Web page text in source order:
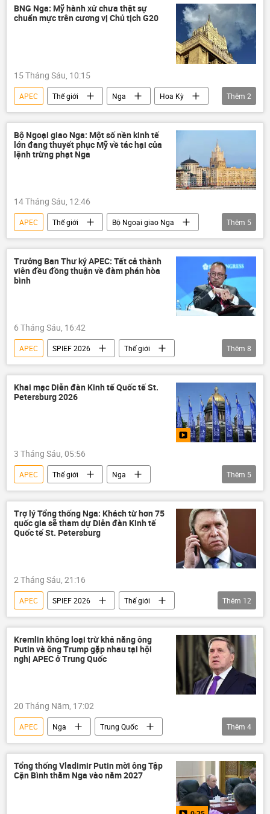
Lê Minh Hưng
Tô Lâm
Kazan
Hội nghị thượng đỉnh Nga-ASEAN 2026
BNG Nga: Mỹ hành xử chưa thật sự
chuẩn mực trên cương vị Chủ tịch G20
15 Tháng Sáu, 10:15
APEC Thế giới Nga
Hoa Kỳ
G20
Bộ Ngoại giao Nga
Thêm 2
Bộ Ngoại giao Nga: Một số nền kinh tế
lớn đang thuyết phục Mỹ về tác hại của
lệnh trừng phạt Nga
14 Tháng Sáu, 12:46
APEC Thế giới
Bộ Ngoại giao Nga
Hoa Kỳ
G20
hợp tác
Kinh tế
phương Tây
Thêm 5
Trưởng Ban Thư ký APEC: Tất cả thành
viên đều đồng thuận về đàm phán hòa
bình
6 Tháng Sáu, 16:42
APEC SPIEF 2026
Thế giới
Kinh tế
Chính trị
quan hệ
hợp tác
Hoa Kỳ
Kinh doanh
Nga
Trung Đông
Thêm 8
Khai mạc Diễn đàn Kinh tế Quốc tế St.
Petersburg 2026
3 Tháng Sáu, 05:56
APEC Thế giới
Nga
Diễn đàn Kinh tế Quốc tế St. Petersburg
Kinh tế
thương mại
Hoa Kỳ
SPIEF 2026
Thêm 5
Trợ lý Tổng thống Nga: Khách từ hơn 75
quốc gia sẽ tham dự Diễn đàn Kinh tế
Quốc tế St. Petersburg
2 Tháng Sáu, 21:16
APEC SPIEF 2026
Thế giới
Chính trị
Nga
Yury Ushakov
Uzbekistan
Hoa Kỳ
Trung Quốc
Điện Kremlin
Vladimir Putin
Thêm 12
Kremlin không loại trừ khả năng ông
Putin và ông Trump gặp nhau tại hội
nghị APEC ở Trung Quốc
20 Tháng Năm, 17:02
APEC Nga
Trung Quốc
Hoa Kỳ
Tập Cận Bình
Vladimir Putin
Donald Trump
Thế giới
Thêm 4
Tổng thống Vladimir Putin mời ông Tập
Cận Bình thăm Nga vào năm 2027